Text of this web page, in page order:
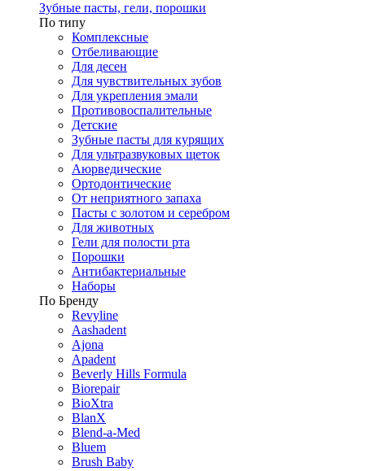
Зубные пасты, гели, порошки
По типу
Комплексные
Отбеливающие
Для десен
Для чувствительных зубов
Для укрепления эмали
Противовоспалительные
Детские
Зубные пасты для курящих
Для ультразвуковых щеток
Аюрведические
Ортодонтические
От неприятного запаха
Пасты с золотом и серебром
Для животных
Гели для полости рта
Порошки
Антибактериальные
Наборы
По Бренду
Revyline
Aashadent
Ajona
Apadent
Beverly Hills Formula
Biorepair
BioXtra
BlanX
Blend-a-Med
Bluem
Brush Baby